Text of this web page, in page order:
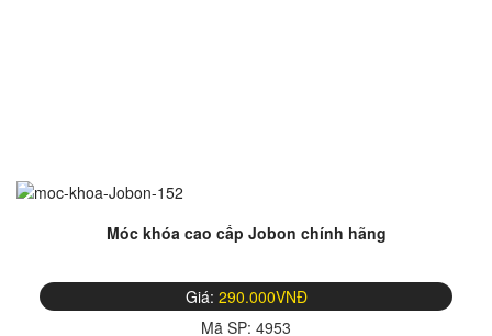
Móc khóa cao cấp Jobon chính hãng
Giá: 290.000VNĐ
Mã SP: 4953